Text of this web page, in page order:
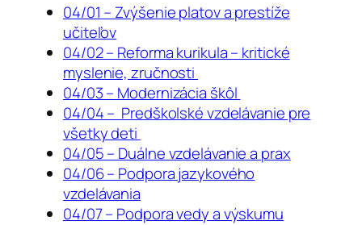
04/01 – Zvýšenie platov a prestíže
učiteľov
04/02 – Reforma kurikula – kritické
myslenie, zručnosti
04/03 – Modernizácia škôl
04/04 – Predškolské vzdelávanie pre
všetky deti
04/05 – Duálne vzdelávanie a prax
04/06 – Podpora jazykového
vzdelávania
04/07 – Podpora vedy a výskumu